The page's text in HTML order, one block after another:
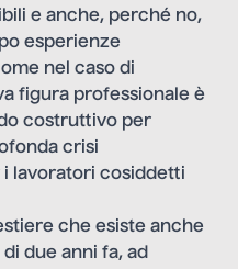
e anche, perché no,
esperienze
nel caso di
figura professionale è
costruttivo per
crisi
lavoratori cosiddetti
che esiste anche
due anni fa, ad